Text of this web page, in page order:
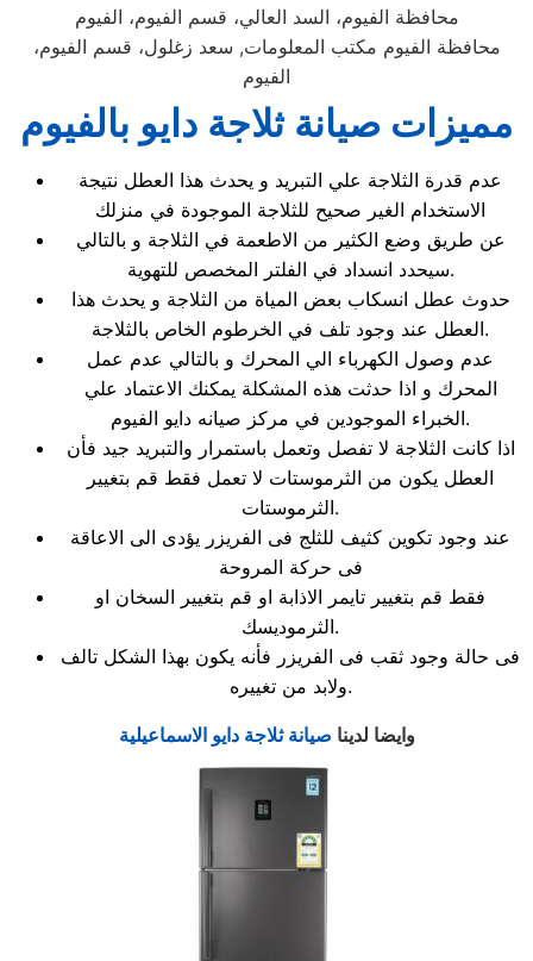
محافظة الفيوم، السد العالي، قسم الفيوم، الفيوم
محافظة الفيوم مكتب المعلومات, سعد زغلول، قسم الفيوم،
الفيوم
مميزات صيانة ثلاجة دايو بالفيوم
عدم قدرة الثلاجة علي التبريد و يحدث هذا العطل نتيجة
الاستخدام الغير صحيح للثلاجة الموجودة في منزلك
عن طريق وضع الكثير من الاطعمة في الثلاجة و بالتالي
سيحدد انسداد في الفلتر المخصص للتهوية.
حدوث عطل انسكاب بعض المياة من الثلاجة و يحدث هذا
العطل عند وجود تلف في الخرطوم الخاص بالثلاجة.
عدم وصول الكهرباء الي المحرك و بالتالي عدم عمل
المحرك و اذا حدثت هذه المشكلة يمكنك الاعتماد علي
الخبراء الموجودين في مركز صيانه دايو الفيوم.
اذا كانت الثلاجة لا تفصل وتعمل باستمرار والتبريد جيد فأن
العطل يكون من الثرموستات لا تعمل فقط قم بتغيير
الثرموستات.
عند وجود تكوين كثيف للثلج فى الفريزر يؤدى الى الاعاقة
فى حركة المروحة
فقط قم بتغيير تايمر الاذابة او قم بتغيير السخان او
الثرموديسك.
فى حالة وجود ثقب فى الفريزر فأنه يكون بهذا الشكل تالف
ولابد من تغييره.
وايضا لدينا صيانة ثلاجة دايو الاسماعيلية